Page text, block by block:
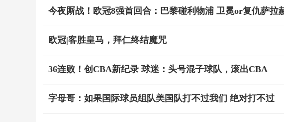
今夜厮战！欧冠8强首回合：巴黎碰利物浦 卫冕or复仇萨拉
欧冠|客胜皇马，拜仁终结魔咒
36连败！创CBA新纪录 球迷：头号混子球队，滚出CBA
字母哥：如果国际球员组队美国队打不过我们 绝对打不过